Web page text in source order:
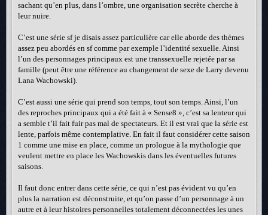
sachant qu’en plus, dans l’ombre, une organisation secrète cherche à
leur nuire.
C’est une série sf je disais assez particulière car elle aborde des thèmes
assez peu abordés en sf comme par exemple l’identité sexuelle. Ainsi
l’un des personnages principaux est une transsexuelle rejetée par sa
famille (peut être une référence au changement de sexe de Larry devenu
Lana Wachowski).
C’est aussi une série qui prend son temps, tout son temps. Ainsi, l’un
des reproches principaux qui a été fait à « Sense8 », c’est sa lenteur qui
a semble t’il fait fuir pas mal de spectateurs. Et il est vrai que la série est
lente, parfois même contemplative. En fait il faut considérer cette saison
1 comme une mise en place, comme un prologue à la mythologie que
veulent mettre en place les Wachowskis dans les éventuelles futures
saisons.
Il faut donc entrer dans cette série, ce qui n’est pas évident vu qu’en
plus la narration est déconstruite, et qu’on passe d’un personnage à un
autre et à leur histoires personnelles totalement déconnectées les unes